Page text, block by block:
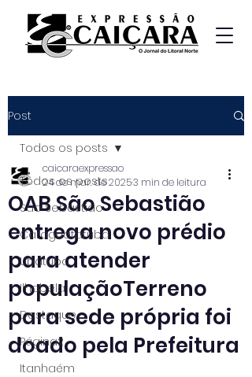
Post
Todos os posts
São Sebastião
Caraguatatuba
Ubatuba
Ilhabela
Destaque
Página2
Itanhaém
Todos os posts
OAB São Sebastião
entrega novo prédio
para atender
populaçãoTerreno
para sede própria foi
doado pela Prefeitura
caicaraexpressao
24 de mar. de 20253 min de leitura